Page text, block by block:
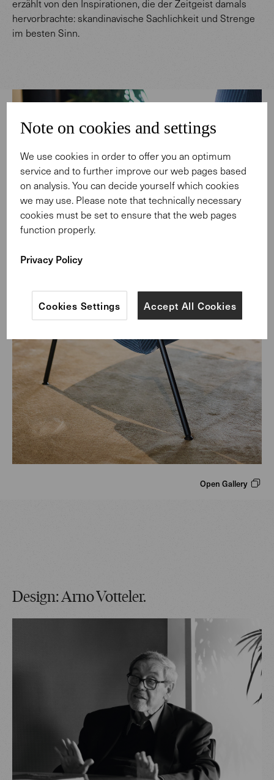
erzählt von den Inspirationen, die der Zeitgeist damals
hervorbrachte: skandinavische Sachlichkeit und Strenge
im besten Sinn.
Open Gallery
Design: Arno Votteler.
Note on cookies and settings
We use cookies in order to offer you an optimum
service and to further improve our web pages based
on analysis. You can decide yourself which cookies
we may use. Please note that technically necessary
cookies must be set to ensure that the web pages
function properly.
Privacy Policy
Accept All Cookies
Cookies Settings